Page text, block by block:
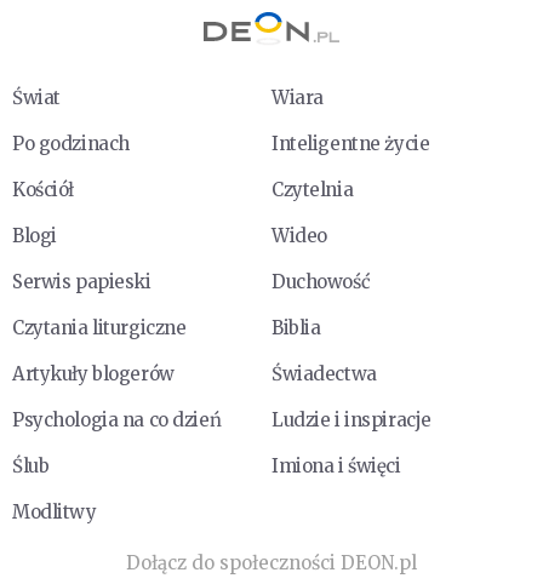
Świat
Wiara
Po godzinach
Inteligentne życie
Kościół
Czytelnia
Blogi
Wideo
Serwis papieski
Duchowość
Czytania liturgiczne
Biblia
Artykuły blogerów
Świadectwa
Psychologia na co dzień
Ludzie i inspiracje
Ślub
Imiona i święci
Modlitwy
Dołącz do społeczności DEON.pl